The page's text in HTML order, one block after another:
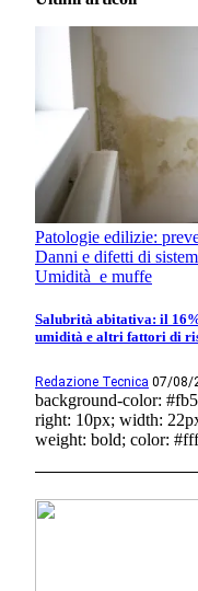
Patologie edilizie:
Danni e difetti di
Umidità e muffe
Salubrità abitativa: il
umidità e altri fattori di
Redazione Tecnica 07/08/
background-color:
right: 10px; width:
weight: bold; color: